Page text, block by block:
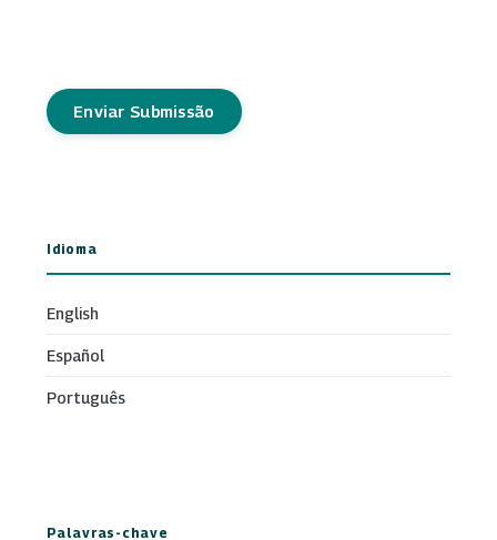
Enviar Submissão
Idioma
English
Español
Português
Palavras-chave